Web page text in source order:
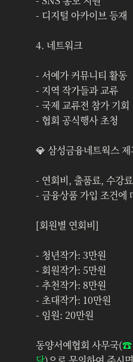
- 디지털 아카이브 등재
4. 네트워크
- 서예가 커뮤니티 활동
- 지역 작가들과 교류
- 국제 교류전 참가 기회
- 협회 공식행사 초청
💎 삼성금융네트웍스
- 연회비, 출품료, 수강
- 금융상품 가입 조건에
[회원별 연회비]
- 청년작가: 3만원
- 회원작가: 5만원
- 추천작가: 8만원
- 초대작가: 10만원
- 임원: 20만원
동양서예협회 사무국(☎︎